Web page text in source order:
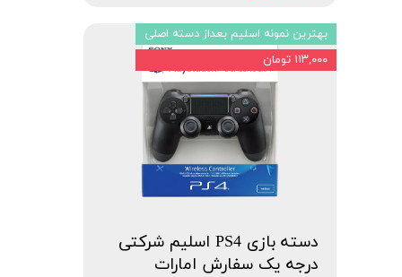
دسته بازی PS4 اسلیم شرکتی
درجه یک سفارش امارات
بهترین نمونه اسلیم بعداز دسته اصلی
۱۱۳,۰۰۰ تومان